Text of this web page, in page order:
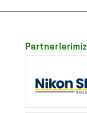
Partnerlerimiz